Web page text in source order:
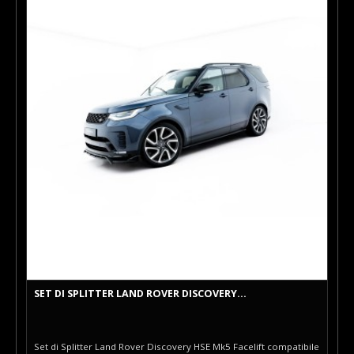
SET DI SPLITTER LAND ROVER DISCOVERY...
Set di Splitter Land Rover Discovery HSE Mk5 Facelift compatibile